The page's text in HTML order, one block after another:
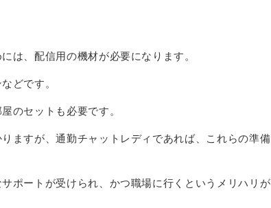
は、配信用の機材が必要になります。
どです。
のセットも必要です。
ますが、通勤チャットレディであれば、これらの準備
ポートが受けられ、かつ職場に行くというメリハリが